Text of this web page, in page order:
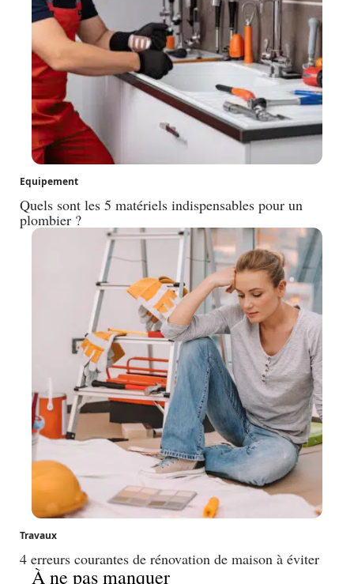
Equipement
Quels sont les 5 matériels indispensables pour un
plombier ?
Travaux
4 erreurs courantes de rénovation de maison à éviter
À ne pas manquer